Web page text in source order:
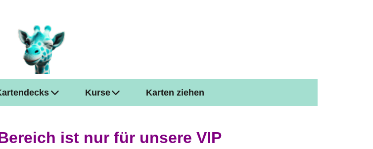
Kurse Karten ziehen
ist nur für unsere VIP